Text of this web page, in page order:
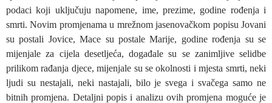
podaci koji uključuju napomene, ime, prezime, godine rođenja i
smrti. Novim promjenama u mrežnom jasenovačkom popisu Jovani
su postali Jovice, Mace su postale Marije, godine rođenja su se
mijenjale za cijela desetljeća, događale su se zanimljive selidbe
prilikom rađanja djece, mijenjale su se okolnosti i mjesta smrti, neki
ljudi su nestajali, neki nastajali, bilo je svega i svačega samo ne
bitnih promjena. Detaljni popis i analizu ovih promjena moguće je